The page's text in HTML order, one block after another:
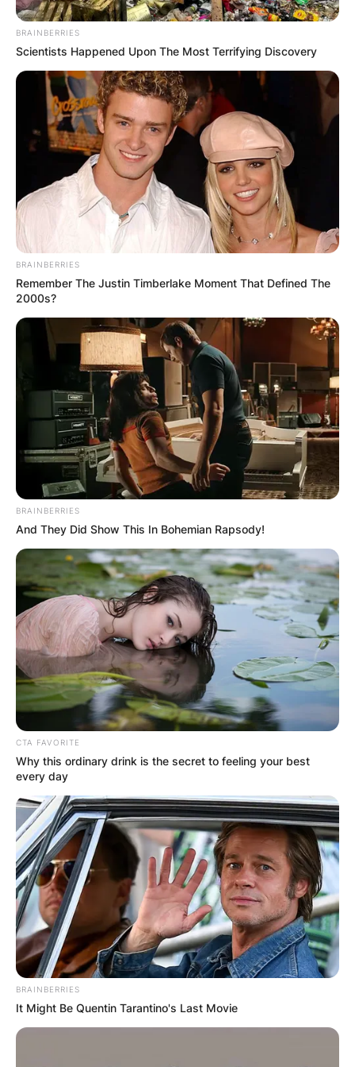
BRAINBERRIES
Scientists Happened Upon The Most Terrifying Discovery
BRAINBERRIES
Remember The Justin Timberlake Moment That Defined The
2000s?
BRAINBERRIES
And They Did Show This In Bohemian Rapsody!
CTA FAVORITE
Why this ordinary drink is the secret to feeling your best
every day
BRAINBERRIES
It Might Be Quentin Tarantino's Last Movie